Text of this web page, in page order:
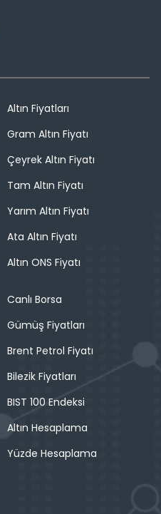
Altın Fiyatları
Gram Altın Fiyatı
Çeyrek Altın Fiyatı
Tam Altın Fiyatı
Yarım Altın Fiyatı
Ata Altın Fiyatı
Altın ONS Fiyatı
Canlı Borsa
Gümüş Fiyatları
Brent Petrol Fiyatı
Bilezik Fiyatları
BIST 100 Endeksi
Altın Hesaplama
Yüzde Hesaplama